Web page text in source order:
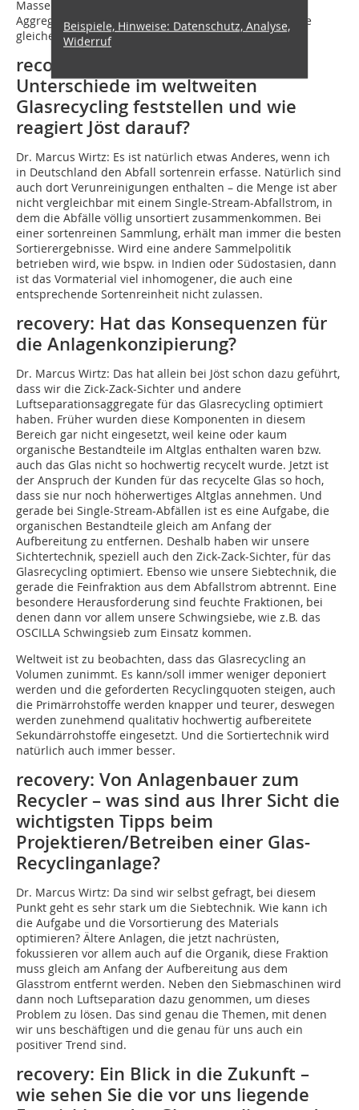
Massenströme natürlich eine Herausforderung, die
Aggregate werden immer größer, sollen dabei aber die
gleiche Effizienz haben.
recovery: Können Sie geografische
Unterschiede im weltweiten
Glasrecycling feststellen und wie
reagiert Jöst darauf?
Dr. Marcus Wirtz: Es ist natürlich etwas Anderes, wenn ich
in Deutschland den Abfall sortenrein erfasse. Natürlich sind
auch dort Verunreinigungen enthalten – die Menge ist aber
nicht vergleichbar mit einem Single-Stream-Abfallstrom, in
dem die Abfälle völlig unsortiert zusammenkommen. Bei
einer sortenreinen Sammlung, erhält man immer die besten
Sortierergebnisse. Wird eine andere Sammelpolitik
betrieben wird, wie bspw. in Indien oder Südostasien, dann
ist das Vormaterial viel inhomogener, die auch eine
entsprechende Sortenreinheit nicht zulassen.
recovery: Hat das Konsequenzen für
die Anlagenkonzipierung?
Dr. Marcus Wirtz: Das hat allein bei Jöst schon dazu geführt,
dass wir die Zick-Zack-Sichter und andere
Luftseparationsaggregate für das Glasrecycling optimiert
haben. Früher wurden diese Komponenten in diesem
Bereich gar nicht eingesetzt, weil keine oder kaum
organische Bestandteile im Altglas enthalten waren bzw.
auch das Glas nicht so hochwertig recycelt wurde. Jetzt ist
der Anspruch der Kunden für das recycelte Glas so hoch,
dass sie nur noch höherwertiges Altglas annehmen. Und
gerade bei Single-Stream-Abfällen ist es eine Aufgabe, die
organischen Bestandteile gleich am Anfang der
Aufbereitung zu entfernen. Deshalb haben wir unsere
Sichtertechnik, speziell auch den Zick-Zack-Sichter, für das
Glasrecycling optimiert. Ebenso wie unsere Siebtechnik, die
gerade die Feinfraktion aus dem Abfallstrom abtrennt. Eine
besondere Herausforderung sind feuchte Fraktionen, bei
denen dann vor allem unsere Schwingsiebe, wie z.B. das
OSCILLA Schwingsieb zum Einsatz kommen.
Weltweit ist zu beobachten, dass das Glasrecycling an
Volumen zunimmt. Es kann/soll immer weniger deponiert
werden und die geforderten Recyclingquoten steigen, auch
die Primärrohstoffe werden knapper und teurer, deswegen
werden zunehmend qualitativ hochwertig aufbereitete
Sekundärrohstoffe eingesetzt. Und die Sortiertechnik wird
natürlich auch immer besser.
recovery: Von Anlagenbauer zum
Recycler – was sind aus Ihrer Sicht die
wichtigsten Tipps beim
Projektieren/Betreiben einer Glas-
Recyclinganlage?
Dr. Marcus Wirtz: Da sind wir selbst gefragt, bei diesem
Punkt geht es sehr stark um die Siebtechnik. Wie kann ich
die Aufgabe und die Vorsortierung des Materials
optimieren? Ältere Anlagen, die jetzt nachrüsten,
fokussieren vor allem auch auf die Organik, diese Fraktion
muss gleich am Anfang der Aufbereitung aus dem
Glasstrom entfernt werden. Neben den Siebmaschinen wird
dann noch Luftseparation dazu genommen, um dieses
Problem zu lösen. Das sind genau die Themen, mit denen
wir uns beschäftigen und die genau für uns auch ein
positiver Trend sind.
recovery: Ein Blick in die Zukunft –
wie sehen Sie die vor uns liegende
Beispiele, Hinweise: Datenschutz, Analyse,
Widerruf